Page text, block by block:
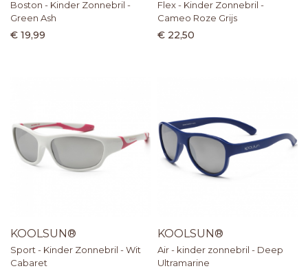
Boston - Kinder Zonnebril -
Green Ash
€ 19,99
Flex - Kinder Zonnebril -
Cameo Roze Grijs
€ 22,50
KOOLSUN®
Sport - Kinder Zonnebril - Wit
Cabaret
KOOLSUN®
Air - kinder zonnebril - Deep
Ultramarine